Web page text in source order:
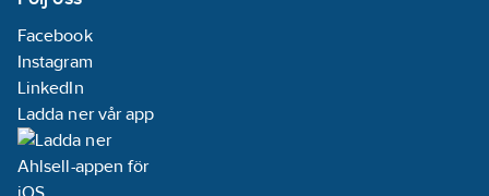
Facebook
Instagram
LinkedIn
Ladda ner vår app